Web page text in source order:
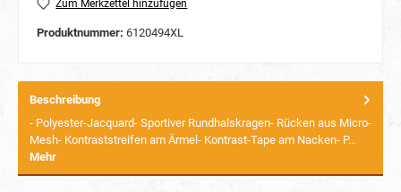
Zum Merkzettel hinzufügen
Produktnummer: 6120494XL
Beschreibung
- Polyester-Jacquard- Sportiver Rundhalskragen- Rücken aus Micro-
Mesh- Kontraststreifen am Ärmel- Kontrast-Tape am Nacken- P…
Mehr